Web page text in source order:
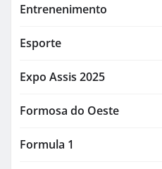
Entrenenimento
Esporte
Expo Assis 2025
Formosa do Oeste
Formula 1